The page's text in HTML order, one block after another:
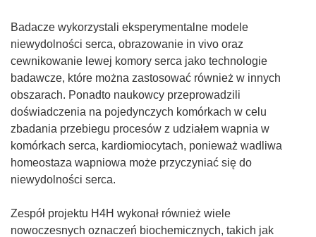
k
o
t
w
o
r
z
y
s
w
n
Badacze wykorzystali eksperymentalne modele
niewydolności serca, obrazowanie in vivo oraz
cewnikowanie lewej komory serca jako technologie
badawcze, które można zastosować również w innych
obszarach. Ponadto naukowcy przeprowadzili
doświadczenia na pojedynczych komórkach w celu
zbadania przebiegu procesów z udziałem wapnia w
komórkach serca, kardiomiocytach, ponieważ wadliwa
homeostaza wapniowa może przyczyniać się do
niewydolności serca.
Zespół projektu H4H wykonał również wiele
nowoczesnych oznaczeń biochemicznych, takich jak